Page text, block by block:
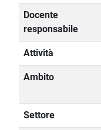
Docente
responsabile
Attività
Ambito
Settore